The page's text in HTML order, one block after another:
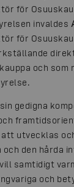
för
invaldes
för
och som
gedigna
utvecklas
och den hårda
samtidigt
och